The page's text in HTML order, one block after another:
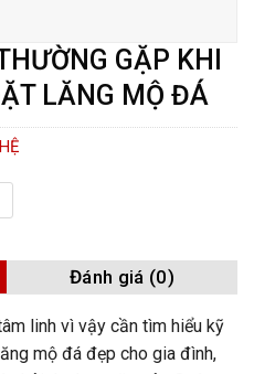
GẶP KHI
LĂNG MỘ ĐÁ
Đánh giá (0)
linh vì vậy cần tìm hiểu kỹ
mộ đá đẹp cho gia đình,